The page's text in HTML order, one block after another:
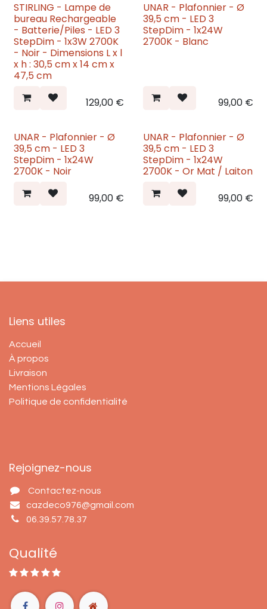
Nouveau
STIRLING - Lampe de
bureau Rechargeable
- Batterie/Piles - LED 3
StepDim - 1x3W 2700K
- Noir - Dimensions L x l
x h : 30,5 cm x 14 cm x
47,5 cm
129,00€
Nouveau
UNAR - Plafonnier - Ø
39,5 cm - LED 3
StepDim - 1x24W
2700K - Blanc
99,00€
Nouveau
UNAR - Plafonnier - Ø
39,5 cm - LED 3
StepDim - 1x24W
2700K - Noir
99,00€
Nouveau
UNAR - Plafonnier - Ø
39,5 cm - LED 3
StepDim - 1x24W
2700K - Or Mat / Laiton
99,00€
Liens utiles
Accueil
À propos
Livraison
Mentions Légales
Politique de confidentialité
Rejoignez-nous
Contactez-nous
cazdeco976@gmail.com
06.39.57.78.37
Qualité